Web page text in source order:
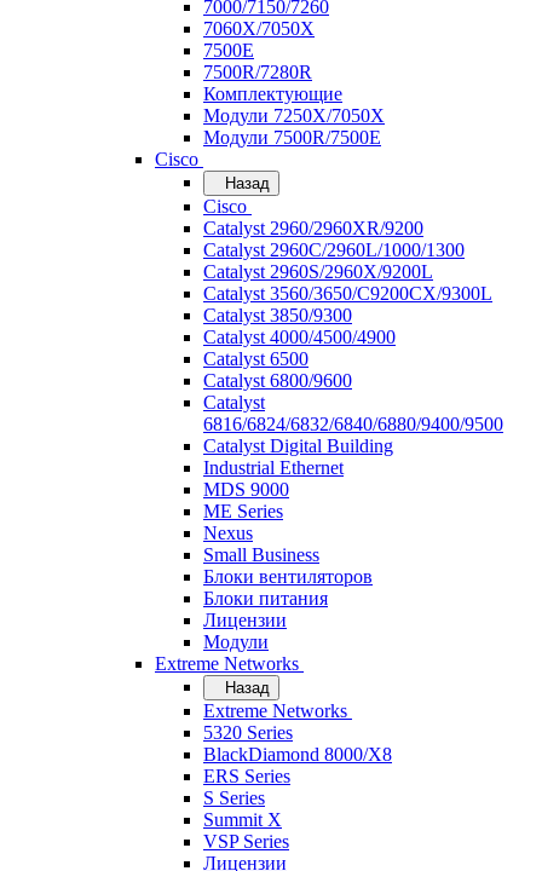
7000/7150/7260
7060X/7050X
7500E
7500R/7280R
Комплектующие
Модули 7250X/7050X
Модули 7500R/7500E
Cisco
Назад
Cisco
Catalyst 2960/2960XR/9200
Catalyst 2960C/2960L/1000/1300
Catalyst 2960S/2960X/9200L
Catalyst 3560/3650/C9200CX/9300L
Catalyst 3850/9300
Catalyst 4000/4500/4900
Catalyst 6500
Catalyst 6800/9600
Catalyst
6816/6824/6832/6840/6880/9400/9500
Catalyst Digital Building
Industrial Ethernet
MDS 9000
ME Series
Nexus
Small Business
Блоки вентиляторов
Блоки питания
Лицензии
Модули
Extreme Networks
Назад
Extreme Networks
5320 Series
BlackDiamond 8000/X8
ERS Series
S Series
Summit X
VSP Series
Лицензии